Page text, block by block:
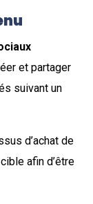
et partager
suivant un
d’achat de
afin d’être